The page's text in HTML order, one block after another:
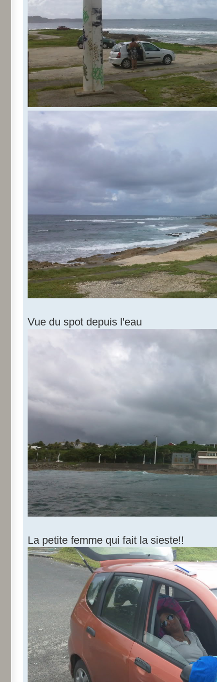
Vue du spot depuis l'eau
La petite femme qui fait la sieste!!